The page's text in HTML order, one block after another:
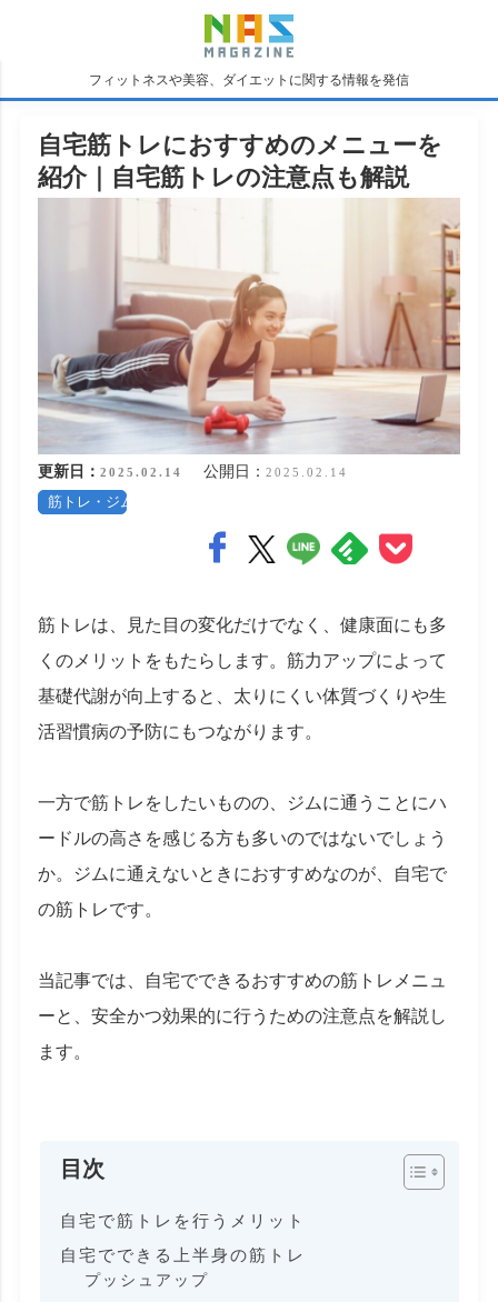
フィットネスや美容、ダイエットに関する情報を発信
自宅筋トレにおすすめのメニューを
紹介｜自宅筋トレの注意点も解説
更新日：2025.02.14 公開日： 2025.02.14
筋トレ・ジム
筋トレは、見た目の変化だけでなく、健康面にも多
くのメリットをもたらします。筋力アップによって
基礎代謝が向上すると、太りにくい体質づくりや生
活習慣病の予防にもつながります。
一方で筋トレをしたいものの、ジムに通うことにハ
ードルの高さを感じる方も多いのではないでしょう
か。ジムに通えないときにおすすめなのが、自宅で
の筋トレです。
当記事では、自宅でできるおすすめの筋トレメニュ
ーと、安全かつ効果的に行うための注意点を解説し
ます。
目次
自宅で筋トレを行うメリット
自宅でできる上半身の筋トレ
プッシュアップ